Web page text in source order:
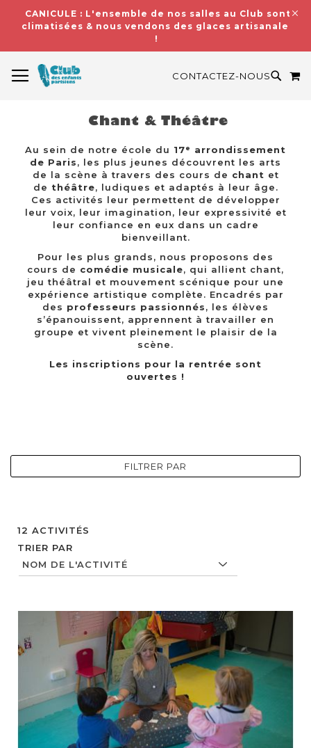
CANICULE : L'ensemble de nos salles au Club sont
climatisées & nous vendons des glaces artisanales
!
CONTACTEZ-NOUS
Chant & Théâtre
Au sein de notre école du 17ᵉ arrondissement
de Paris, les plus jeunes découvrent les arts
de la scène à travers des cours de chant et
de théâtre, ludiques et adaptés à leur âge.
Ces activités leur permettent de développer
leur voix, leur imagination, leur expressivité et
leur confiance en eux dans un cadre
bienveillant.
Pour les plus grands, nous proposons des
cours de comédie musicale, qui allient chant,
jeu théâtral et mouvement scénique pour une
expérience artistique complète. Encadrés par
des professeurs passionnés, les élèves
s’épanouissent, apprennent à travailler en
groupe et vivent pleinement le plaisir de la
scène.
Les inscriptions pour la rentrée sont
ouvertes !
12 ACTIVITÉS
TRIER PAR
FILTRER PAR